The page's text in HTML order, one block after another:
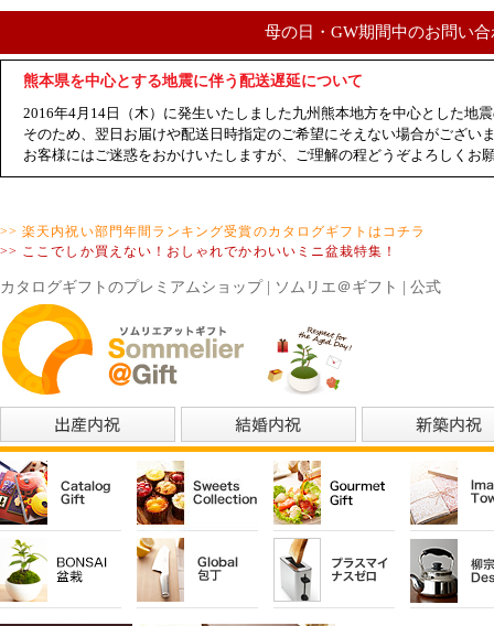
母の日・GW期間中のお問い
熊本県を中心とする地震に伴う配送遅延について
2016年4月14日（木）に発生いたしました九州熊本地方を中心とした地
そのため、翌日お届けや配送日時指定のご希望にそえない場合がござい
お客様にはご迷惑をおかけいたしますが、ご理解の程どうぞよろしくお
>> 楽天内祝い部門年間ランキング受賞のカタログギフトはコチラ
>> ここでしか買えない！おしゃれでかわいいミニ盆栽特集！
カタログギフトのプレミアムショップ | ソムリエ＠ギフト | 公式